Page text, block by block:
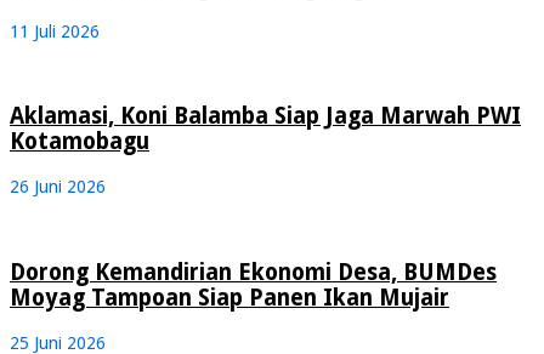
11 Juli 2026
Aklamasi, Koni Balamba Siap Jaga Marwah PWI
Kotamobagu
26 Juni 2026
Dorong Kemandirian Ekonomi Desa, BUMDes
Moyag Tampoan Siap Panen Ikan Mujair
25 Juni 2026